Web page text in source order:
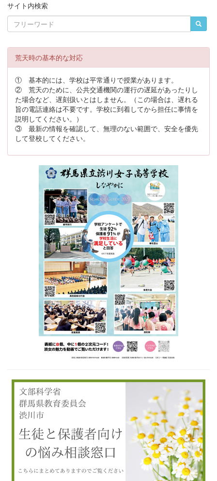
サイト内検索
荒天時の基本的な対応
① 基本的には、学校は平常通りで授業があります。
② 荒天のために、公共交通機関の運行の遅延があったりし
た場合など、遅刻扱いとはしません。（この場合は、遅れる
旨の電話連絡は不要です。学校に到着してから担任に事情を
説明してください。）
③ 最新の情報を確認して、無理のない範囲で、安全を優先
して登校してください。